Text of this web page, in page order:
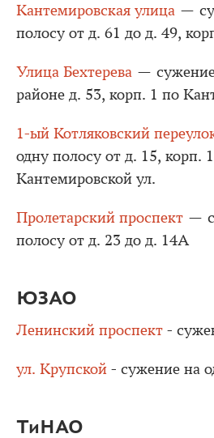
Кантемировская улица —
полосу от д. 61 до д. 49,
Улица Бехтерева —
районе д. 53, корп. 1 по
1-ый Котляковский
одну полосу от д. 15, корп.
Кантемировской ул.
Пролетарский проспект —
полосу от д. 23 до д. 14А
ЮЗАО
Ленинский проспект -
ул. Крупской - сужение на
ТиНАО